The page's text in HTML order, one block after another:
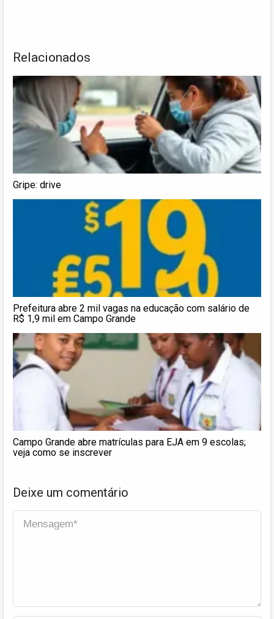
Relacionados
Gripe: drive
Prefeitura abre 2 mil vagas na educação com salário de
R$ 1,9 mil em Campo Grande
Campo Grande abre matrículas para EJA em 9 escolas;
veja como se inscrever
Deixe um comentário